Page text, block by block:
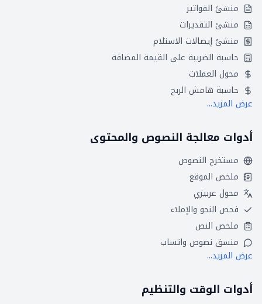
منشئ الفواتير
منشئ التقديرات
منشئ إيصالات الاستلام
حاسبة الضريبة على القيمة المضافة
محول العملات
حاسبة هامش الربح
عرض المزيد...
أدوات معالجة النصوص والمحتوى
مستخرج النصوص
ملخص الموقع
محول عربيزي
فحص النحو والإملاء
ملخص النص
منسق نصوص واتساب
عرض المزيد...
أدوات الوقت والتنظيم